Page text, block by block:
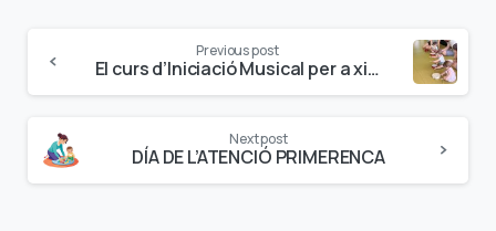
Previous post
El curs d’Iniciació Musical per a xiquets i xiquetes de 0 a 3 anys posa fi a la seua programació d’este curs
Next post
DÍA DE L’ATENCIÓ PRIMERENCA